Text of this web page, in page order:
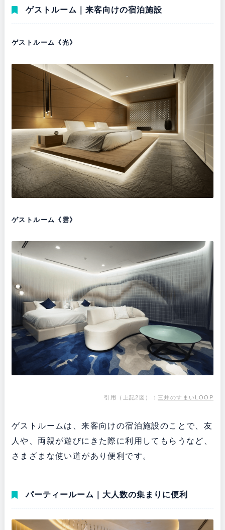
ゲストルーム｜来客向けの宿泊施設
ゲストルーム《光》
ゲストルーム《雲》
引用（上記2図）： 三井のすまいLOOP
ゲストルームは、来客向けの宿泊施設のことで、友
人や、両親が遊びにきた際に利用してもらうなど、
さまざまな使い道があり便利です。
パーティールーム｜大人数の集まりに便利